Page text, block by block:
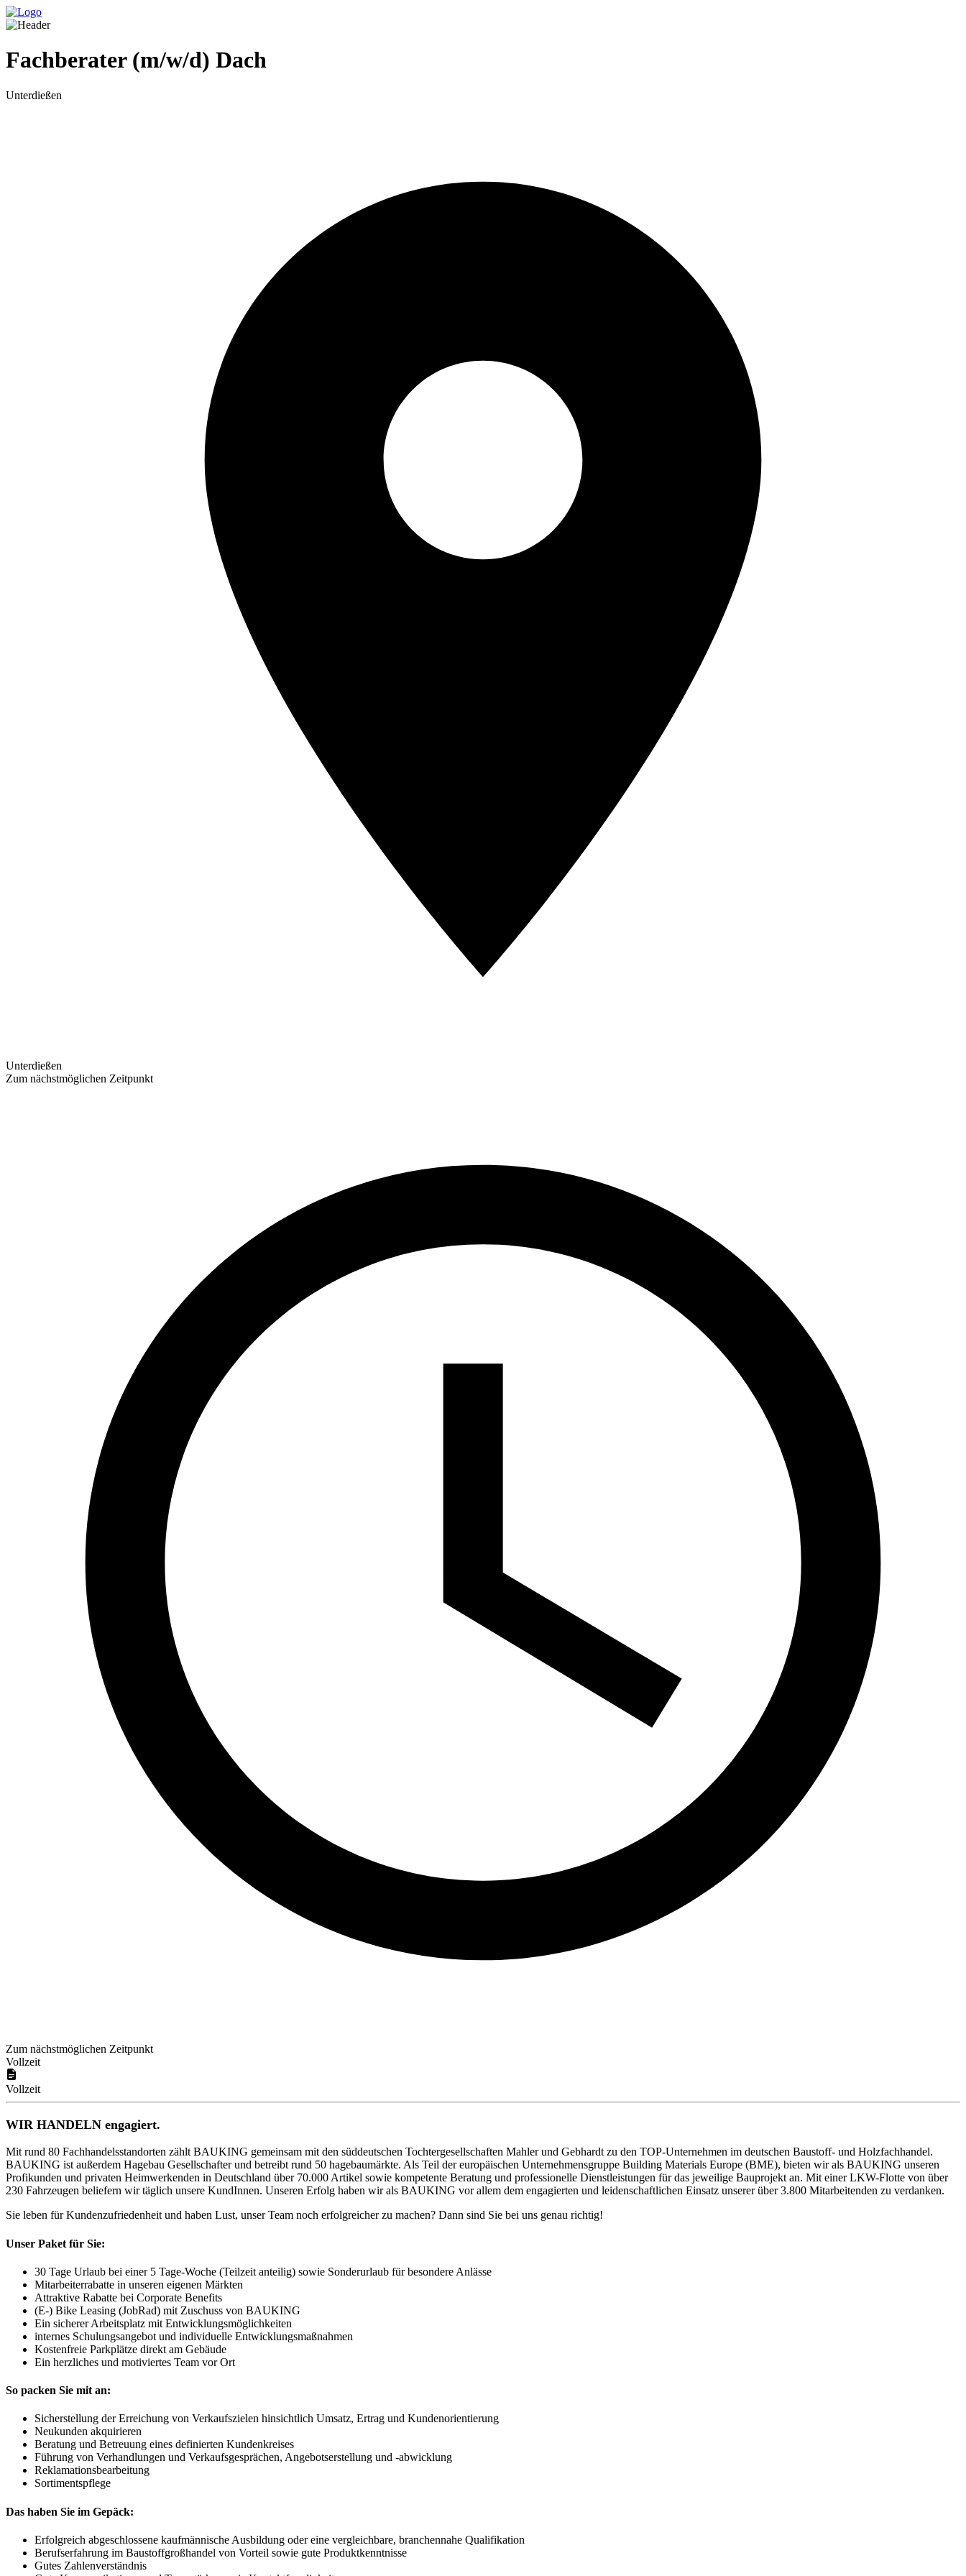
Fachberater (m/w/d) Dach
Unterdießen
Unterdießen
Zum nächstmöglichen Zeitpunkt
Zum nächstmöglichen Zeitpunkt
Vollzeit
Vollzeit
WIR HANDELN engagiert.
Mit rund 80 Fachhandelsstandorten zählt BAUKING gemeinsam mit den süddeutschen Tochtergesellschaften Mahler und Gebhardt zu den TOP-Unternehmen im deutschen Baustoff- und Holzfachhandel.
BAUKING ist außerdem Hagebau Gesellschafter und betreibt rund 50 hagebaumärkte. Als Teil der europäischen Unternehmensgruppe Building Materials Europe (BME), bieten wir als BAUKING unseren
Profikunden und privaten Heimwerkenden in Deutschland über 70.000 Artikel sowie kompetente Beratung und professionelle Dienstleistungen für das jeweilige Bauprojekt an. Mit einer LKW-Flotte von über
230 Fahrzeugen beliefern wir täglich unsere KundInnen. Unseren Erfolg haben wir als BAUKING vor allem dem engagierten und leidenschaftlichen Einsatz unserer über 3.800 Mitarbeitenden zu verdanken.
Sie leben für Kundenzufriedenheit und haben Lust, unser Team noch erfolgreicher zu machen? Dann sind Sie bei uns genau richtig!
Unser Paket für Sie:
30 Tage Urlaub bei einer 5 Tage-Woche (Teilzeit anteilig) sowie Sonderurlaub für besondere Anlässe
Mitarbeiterrabatte in unseren eigenen Märkten
Attraktive Rabatte bei Corporate Benefits
(E-) Bike Leasing (JobRad) mit Zuschuss von BAUKING
Ein sicherer Arbeitsplatz mit Entwicklungsmöglichkeiten
internes Schulungsangebot und individuelle Entwicklungsmaßnahmen
Kostenfreie Parkplätze direkt am Gebäude
Ein herzliches und motiviertes Team vor Ort
So packen Sie mit an:
Sicherstellung der Erreichung von Verkaufszielen hinsichtlich Umsatz, Ertrag und Kundenorientierung
Neukunden akquirieren
Beratung und Betreuung eines definierten Kundenkreises
Führung von Verhandlungen und Verkaufsgesprächen, Angebotserstellung und -abwicklung
Reklamationsbearbeitung
Sortimentspflege
Das haben Sie im Gepäck:
Erfolgreich abgeschlossene kaufmännische Ausbildung oder eine vergleichbare, branchennahe Qualifikation
Berufserfahrung im Baustoffgroßhandel von Vorteil sowie gute Produktkenntnisse
Gutes Zahlenverständnis